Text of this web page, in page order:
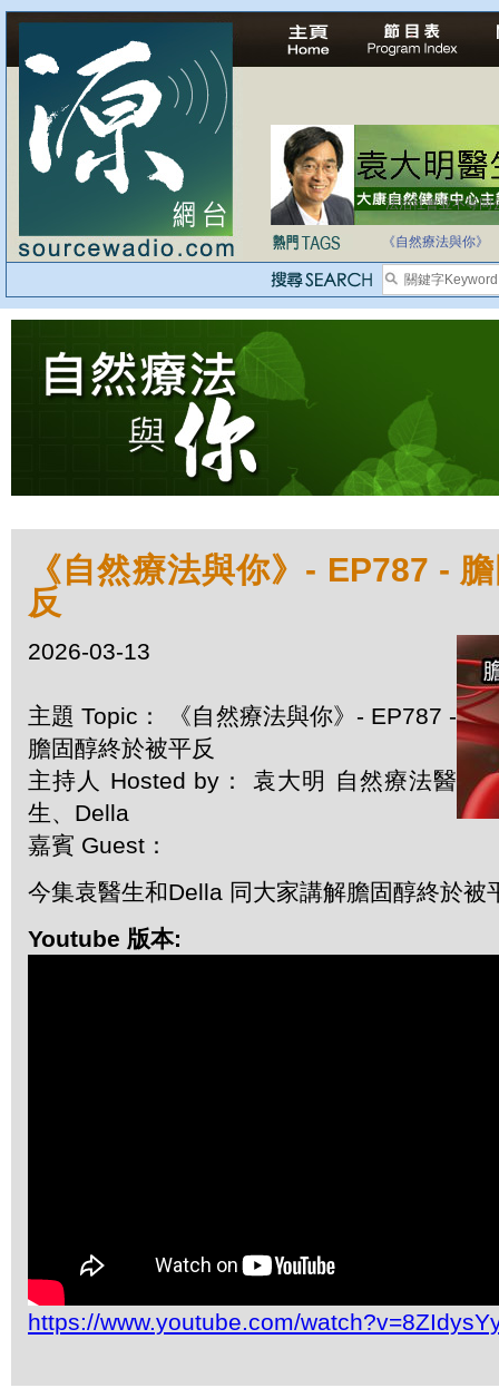
法治社會並不等同
《自然療法與你》
《自然療法與你》- EP787 -
反
2026-03-13
主題 Topic： 《自然療法與你》- EP787 -
膽固醇終於被平反
主持人 Hosted by： 袁大明 自然療法醫
生、Della
嘉賓 Guest：
今集袁醫生和Della 同大家講解膽固醇終於被
Youtube 版本:
https://www.youtube.com/